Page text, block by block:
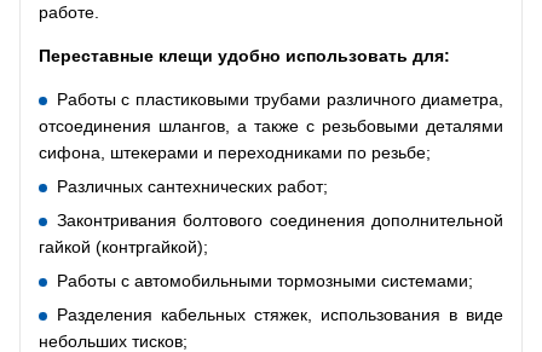
работе.
Переставные клещи удобно использовать для:
Работы с пластиковыми трубами различного диаметра,
отсоединения шлангов, а также с резьбовыми деталями
сифона, штекерами и переходниками по резьбе;
Различных сантехнических работ;
Законтривания болтового соединения дополнительной
гайкой (контргайкой);
Работы с автомобильными тормозными системами;
Разделения кабельных стяжек, использования в виде
небольших тисков;